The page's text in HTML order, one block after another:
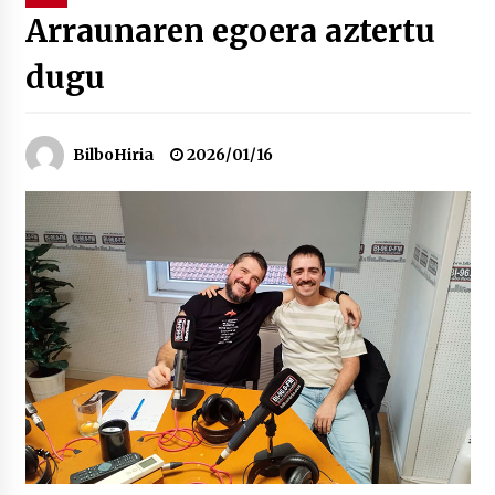
“Hiztegi bat” Gorka Urbizuk idatzitako letren
Bakaikuko barnetegitik gazteek egindako saio
2026/07/16
Tuba eta bonbardinoaren astea, Bilboko
Kontserbatorioan protagonista
2026/07/16
Auzoportala : 1×04 Auzofoniak
2026/07/15
Gaur abitua da Bilbao bbk live jaialdia
2026/07/09
Arraunaren egoera aztertu
dugu
BilboHiria 2026/01/16